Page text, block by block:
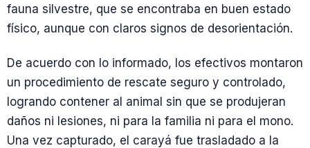
fauna silvestre, que se encontraba en buen estado
físico, aunque con claros signos de desorientación.
De acuerdo con lo informado, los efectivos montaron
un procedimiento de rescate seguro y controlado,
logrando contener al animal sin que se produjeran
daños ni lesiones, ni para la familia ni para el mono.
Una vez capturado, el carayá fue trasladado a la